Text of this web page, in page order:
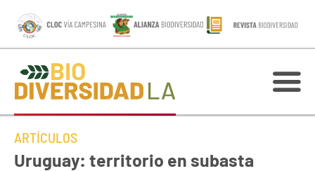
ARTÍCULOS
Uruguay: territorio en subasta